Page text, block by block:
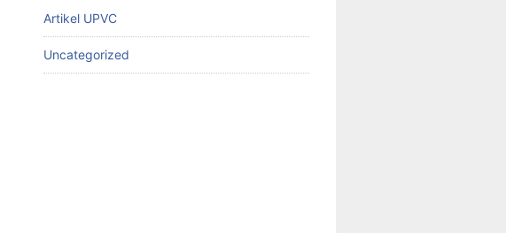
Artikel UPVC
Uncategorized